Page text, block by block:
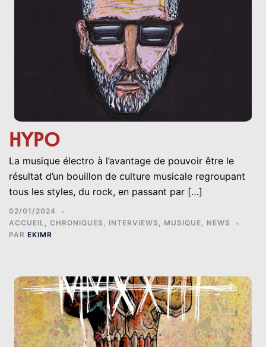
HYPO
La musique électro à l’avantage de pouvoir être le
résultat d’un bouillon de culture musicale regroupant
tous les styles, du rock, en passant par […]
02/01/2024
ACCUEIL, CHRONIQUES , INTERVIEWS , MUSIQUE, NEWS
PAR EKIMR